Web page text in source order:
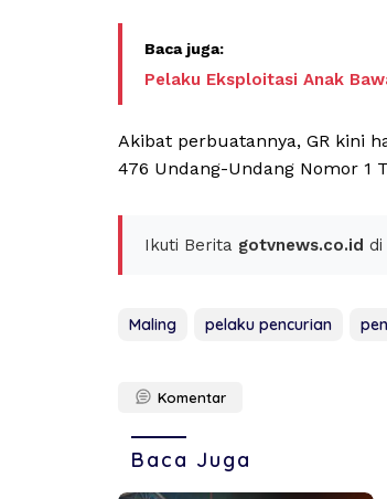
Pelaku Eksploitasi Anak
Akibat perbuatannya, GR kini
476 Undang-Undang Nomor 1
Ikuti Berita gotvnews.co.id di
Maling pelaku pencurian
Komentar
Baca Juga